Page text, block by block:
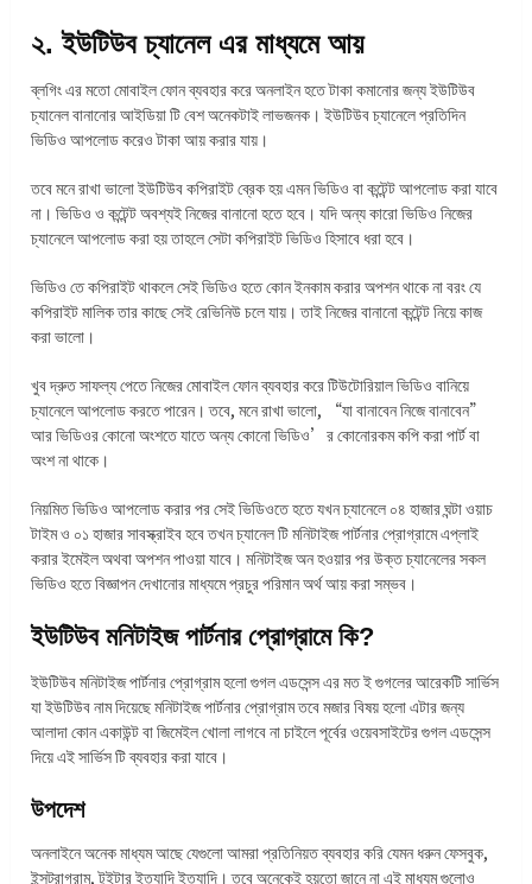
২. ইউটিউব চ্যানেল এর মাধ্যমে আয়
ব্লগিং এর মতো মোবাইল ফোন ব্যবহার করে অনলাইন হতে টাকা কমানোর জন্য ইউটিউব
চ্যানেল বানানোর আইডিয়া টি বেশ অনেকটাই লাভজনক। ইউটিউব চ্যানেলে প্রতিদিন
ভিডিও আপলোড করেও টাকা আয় করার যায়।
তবে মনে রাখা ভালো ইউটিউব কপিরাইট ব্রেক হয় এমন ভিডিও বা কন্টেন্ট আপলোড করা যাবে
না। ভিডিও ও কন্টেন্ট অবশ্যই নিজের বানানো হতে হবে। যদি অন্য কারো ভিডিও নিজের
চ্যানেলে আপলোড করা হয় তাহলে সেটা কপিরাইট ভিডিও হিসাবে ধরা হবে।
ভিডিও তে কপিরাইট থাকলে সেই ভিডিও হতে কোন ইনকাম করার অপশন থাকে না বরং যে
কপিরাইট মালিক তার কাছে সেই রেভিনিউ চলে যায়। তাই নিজের বানানো কন্টেন্ট নিয়ে কাজ
করা ভালো।
খুব দ্রুত সাফল্য পেতে নিজের মোবাইল ফোন ব্যবহার করে টিউটোরিয়াল ভিডিও বানিয়ে
চ্যানেলে আপলোড করতে পারেন। তবে, মনে রাখা ভালো, “যা বানাবেন নিজে বানাবেন”
আর ভিডিওর কোনো অংশতে যাতে অন্য কোনো ভিডিও’র কোনোরকম কপি করা পার্ট বা
অংশ না থাকে।
নিয়মিত ভিডিও আপলোড করার পর সেই ভিডিওতে হতে যখন চ্যানেলে ০৪ হাজার ঘন্টা ওয়াচ
টাইম ও ০১ হাজার সাবস্ক্রাইব হবে তখন চ্যানেল টি মনিটাইজ পার্টনার প্রোগ্রামে এপ্লাই
করার ইমেইল অথবা অপশন পাওয়া যাবে। মনিটাইজ অন হওয়ার পর উক্ত চ্যানেলের সকল
ভিডিও হতে বিজ্ঞাপন দেখানোর মাধ্যমে প্রচুর পরিমান অর্থ আয় করা সম্ভব।
ইউটিউব মনিটাইজ পার্টনার প্রোগ্রামে কি?
ইউটিউব মনিটাইজ পার্টনার প্রোগ্রাম হলো গুগল এডসেন্স এর মত ই গুগলের আরেকটি সার্ভিস
যা ইউটিউব নাম দিয়েছে মনিটাইজ পার্টনার প্রোগ্রাম তবে মজার বিষয় হলো এটার জন্য
আলাদা কোন একাউন্ট বা জিমেইল খোলা লাগবে না চাইলে পূর্বের ওয়েবসাইটের গুগল এডসেন্স
দিয়ে এই সার্ভিস টি ব্যবহার করা যাবে।
উপদেশ
অনলাইনে অনেক মাধ্যম আছে যেগুলো আমরা প্রতিনিয়ত ব্যবহার করি যেমন ধরুন ফেসবুক,
ইন্সট্রাগ্রাম, টুইটার ইত্যাদি ইত্যাদি। তবে অনেকেই হয়তো জানে না এই মাধ্যম গুলোও